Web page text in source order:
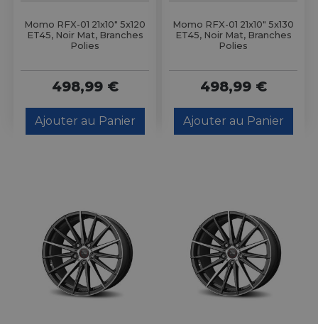
Momo RFX-01 21x10" 5x120
ET45, Noir Mat, Branches
Polies
498,99 €
Ajouter au Panier
Momo RFX-01 21x10" 5x130
ET45, Noir Mat, Branches
Polies
498,99 €
Ajouter au Panier